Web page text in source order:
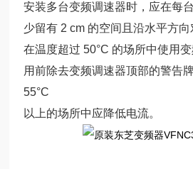
安装多台变频调速器时，应在每
少留有 2 cm 的空间且沿水平方向
在温度超过 50°C 的场所中使用
用前除去变频调速器顶部的警告
55°C
以上的场所中应降低电流。